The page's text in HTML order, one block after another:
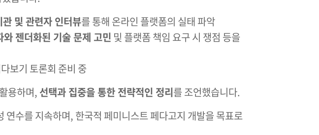
및 관련자 인터뷰를 통해 온라인 플랫폼의 실태 파악
젠더화된 기술 문제 고민 및 플랫폼 책임 요구 시 쟁점 등을
보기 토론회 준비 중
용하며, 선택과 집중을 통한 전략적인 정리를 조언했습니다​.
연수를 지속하며, 한국적 페미니스트 페다고지 개발을 목표로